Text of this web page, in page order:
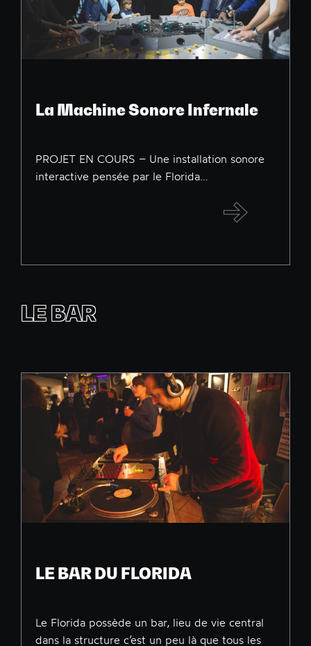
La Machine Sonore Infernale
PROJET EN COURS – Une installation sonore
interactive pensée par le Florida…
LE BAR
LE BAR DU FLORIDA
Le Florida possède un bar, lieu de vie central
dans la structure c’est un peu là que tous les